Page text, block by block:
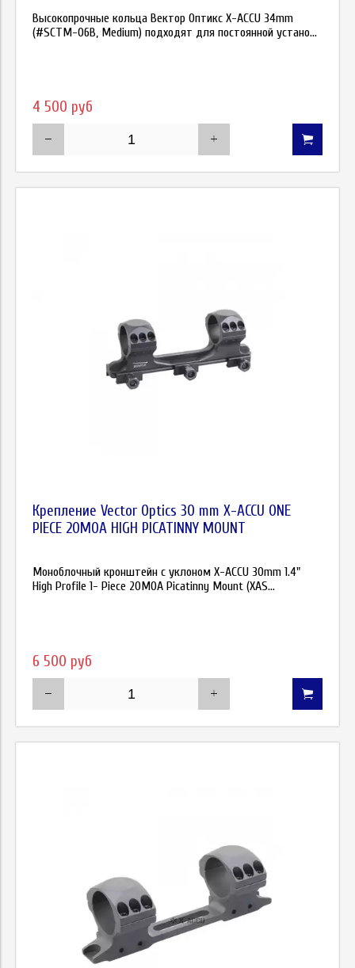
Высокопрочные кольца Вектор Оптикс X-ACCU 34mm
(#SCTM-06В, Medium) подходят для постоянной устано...
4 500 руб
Крепление Vector Optics 30 mm X-ACCU ONE
PIECE 20MOA HIGH PICATINNY MOUNT
Моноблочный кронштейн с уклоном X-ACCU 30mm 1.4"
High Profile 1- Piece 20MOA Picatinny Mount (XAS...
6 500 руб